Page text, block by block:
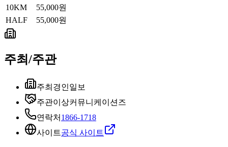
10KM
55,000원
HALF
55,000원
주최/주관
주최 경인일보
주관이상커뮤니케이션즈
연락처 1866-1718
사이트공식 사이트